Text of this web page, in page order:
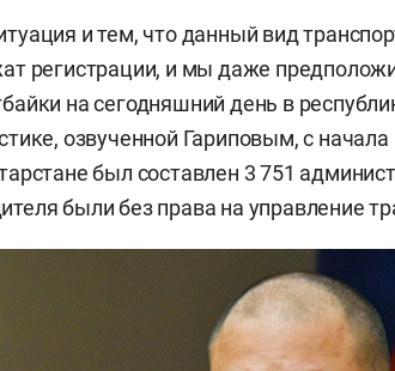
и тем, что данный вид
регистрации, и мы даже
на сегодняшний день в
озвученной Гариповым, с
был составлен 3 751
были без права на управление